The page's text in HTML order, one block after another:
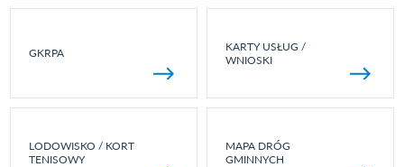
GKRPA
KARTY USŁUG /
WNIOSKI
LODOWISKO / KORT
TENISOWY
MAPA DRÓG
GMINNYCH